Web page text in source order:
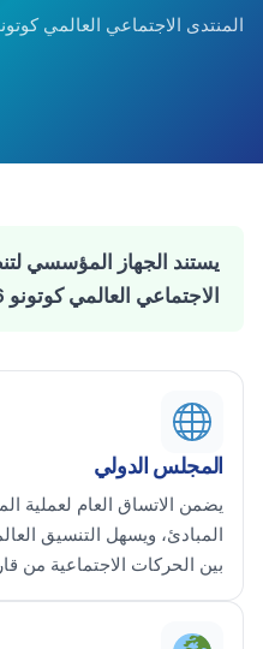
المنتدى الاجتماعي العالمي كوتونو 2026 · الهيكل
يستند الجهاز المؤسسي
الاجتماعي العالمي كوتونو 2026 على:
المجلس الدولي
يضمن الاتساق العام لعملية
المبادئ، ويسهل التنسيق
بين الحركات الاجتماعية من